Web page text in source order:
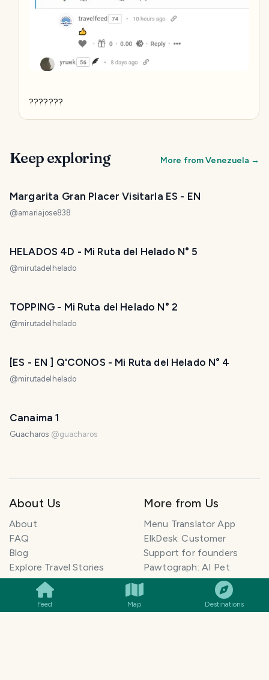
Feed Map Destinations
???????
Keep exploring More fromVenezuela →
Margarita Gran Placer Visitarla ES - EN
@amariajose838
HELADOS 4D - Mi Ruta del Helado N° 5
@mirutadelhelado
TOPPING - Mi Ruta del Helado N° 2
@mirutadelhelado
[ES - EN ] Q'CONOS - Mi Ruta del Helado N° 4
@mirutadelhelado
Canaima 1
Guacharos @guacharos
SMILES COMMENT SHARE
About Us
About
FAQ
Blog
Explore Travel Stories
Newsletter
How to Start a Travel
Blog
More from Us
Menu Translator App
ElkDesk: Customer
Support for founders
Pawtograph: AI Pet
Portraits
Histolumo: Learn History
AI Singer App: Voice